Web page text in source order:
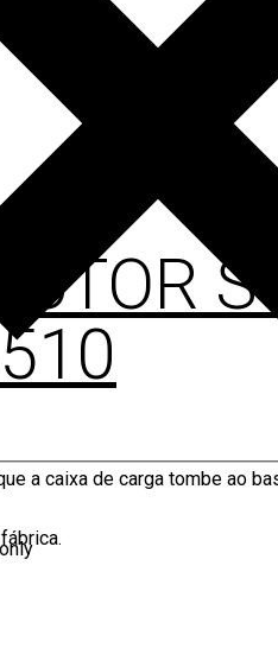
a caixa de carga tombe ao